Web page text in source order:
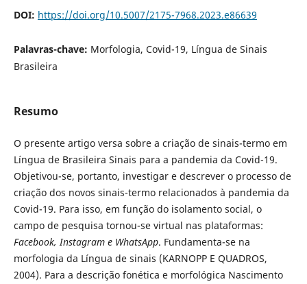
DOI: https://doi.org/10.5007/2175-7968.2023.e86639
Palavras-chave: Morfologia, Covid-19, Língua de Sinais
Brasileira
Resumo
O presente artigo versa sobre a criação de sinais-termo em
Língua de Brasileira Sinais para a pandemia da Covid-19.
Objetivou-se, portanto, investigar e descrever o processo de
criação dos novos sinais-termo relacionados à pandemia da
Covid-19. Para isso, em função do isolamento social, o
campo de pesquisa tornou-se virtual nas plataformas:
Facebook, Instagram e WhatsApp. Fundamenta-se na
morfologia da Língua de sinais (KARNOPP E QUADROS,
2004). Para a descrição fonética e morfológica Nascimento